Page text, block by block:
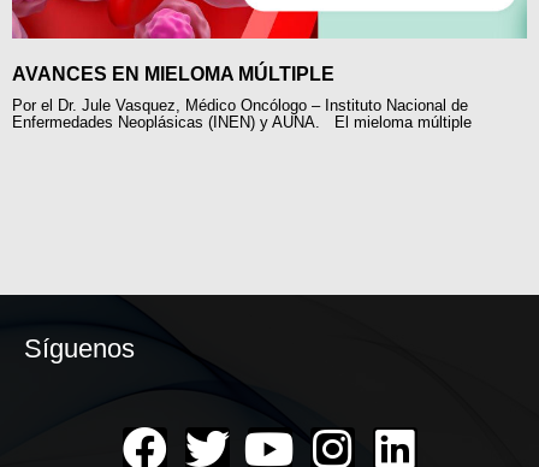
AVANCES EN MIELOMA MÚLTIPLE
Por el Dr. Jule Vasquez, Médico Oncólogo – Instituto Nacional de
Enfermedades Neoplásicas (INEN) y AUNA. El mieloma múltiple
Síguenos